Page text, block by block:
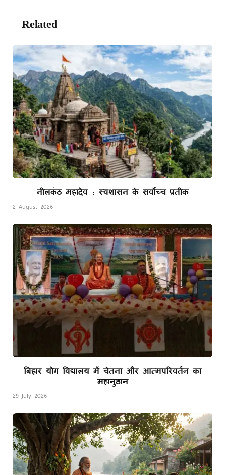
Related
नीलकंठ महादेव : स्वशासन के सर्वोच्च प्रतीक
2 August 2026
बिहार योग विद्यालय में चेतना और आत्मपरिवर्तन का
महानुष्ठान
29 July 2026